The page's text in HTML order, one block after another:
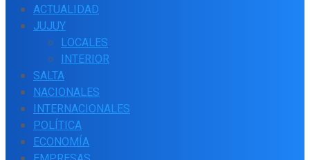
ACTUALIDAD
JUJUY
LOCALES
INTERIOR
SALTA
NACIONALES
INTERNACIONALES
POLÍTICA
ECONOMÍA